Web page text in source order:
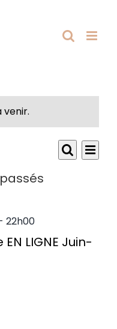
venir.
de
Liste
22h00
LIGNE Juin-